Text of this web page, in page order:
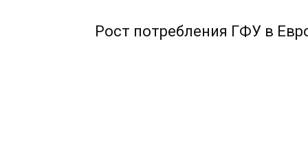
Рост потребления ГФУ в